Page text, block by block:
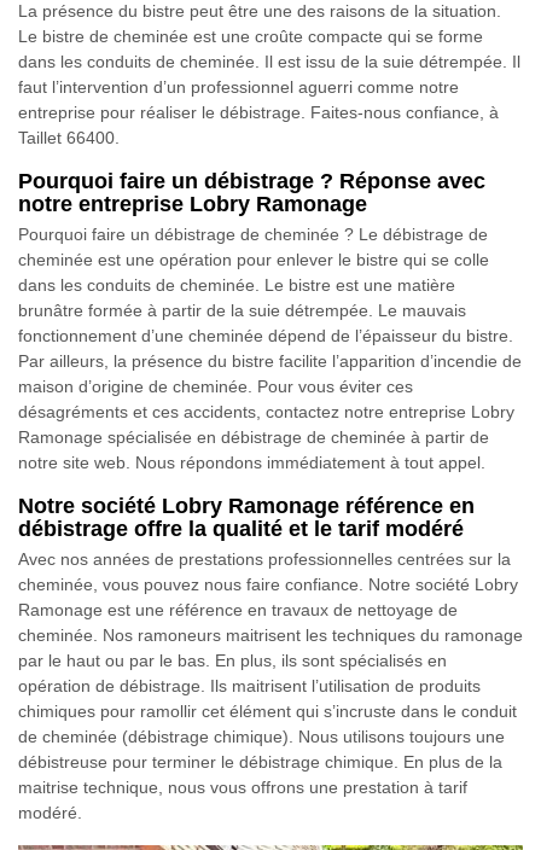
La présence du bistre peut être une des raisons de la situation.
Le bistre de cheminée est une croûte compacte qui se forme
dans les conduits de cheminée. Il est issu de la suie détrempée. Il
faut l’intervention d’un professionnel aguerri comme notre
entreprise pour réaliser le débistrage. Faites-nous confiance, à
Taillet 66400.
Pourquoi faire un débistrage ? Réponse avec
notre entreprise Lobry Ramonage
Pourquoi faire un débistrage de cheminée ? Le débistrage de
cheminée est une opération pour enlever le bistre qui se colle
dans les conduits de cheminée. Le bistre est une matière
brunâtre formée à partir de la suie détrempée. Le mauvais
fonctionnement d’une cheminée dépend de l’épaisseur du bistre.
Par ailleurs, la présence du bistre facilite l’apparition d’incendie de
maison d’origine de cheminée. Pour vous éviter ces
désagréments et ces accidents, contactez notre entreprise Lobry
Ramonage spécialisée en débistrage de cheminée à partir de
notre site web. Nous répondons immédiatement à tout appel.
Notre société Lobry Ramonage référence en
débistrage offre la qualité et le tarif modéré
Avec nos années de prestations professionnelles centrées sur la
cheminée, vous pouvez nous faire confiance. Notre société Lobry
Ramonage est une référence en travaux de nettoyage de
cheminée. Nos ramoneurs maitrisent les techniques du ramonage
par le haut ou par le bas. En plus, ils sont spécialisés en
opération de débistrage. Ils maitrisent l’utilisation de produits
chimiques pour ramollir cet élément qui s’incruste dans le conduit
de cheminée (débistrage chimique). Nous utilisons toujours une
débistreuse pour terminer le débistrage chimique. En plus de la
maitrise technique, nous vous offrons une prestation à tarif
modéré.